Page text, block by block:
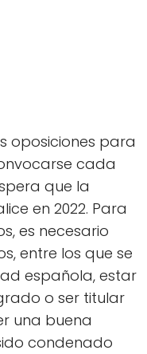
oposiciones para
cada
que la
en 2022. Para
es necesario
entre los que se
española, estar
o ser titular
una buena
condenado